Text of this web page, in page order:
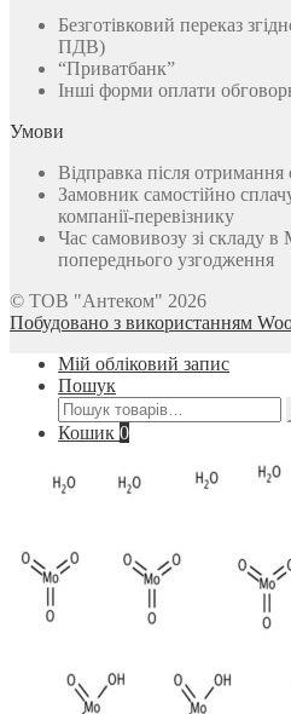
Безготівковий переказ
ПДВ)
“Приватбанк”
Інші форми оплати
Умови
Відправка після отримання
Замовник самостійно
компанії-перевізнику
Час самовивозу зі складу в
попереднього узгодження
© ТОВ "Антеком" 2026
Побудовано з використанням
Мій обліковий запис
Пошук
Шукати:
Кошик 0